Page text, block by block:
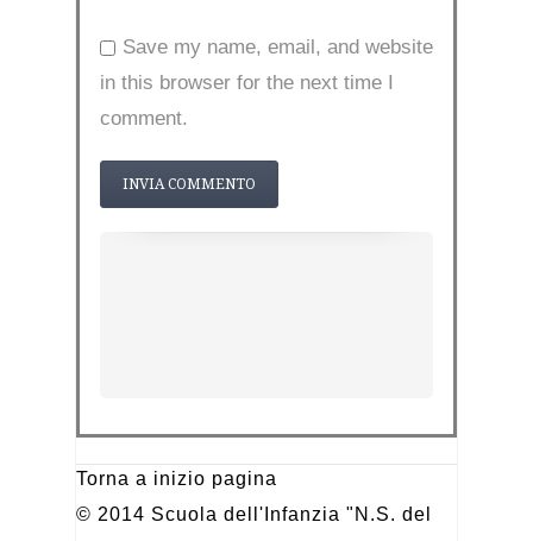
Save my name, email, and website
in this browser for the next time I
comment.
Torna a inizio pagina
© 2014 Scuola dell'Infanzia "N.S. del